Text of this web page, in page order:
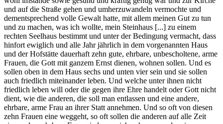
und auf die Straße gehen und umherzuwandeln vermochte und
dementsprechend volle Gewalt hatte, mit allem meinen Gut zu tun
und zu machen, was ich wollte, mein Steinhaus [...] zu einem
rechten Seelhaus bestimmt und unter der Bedingung vermacht, dass
hinfort ewiglich und alle Jahr jährlich in dem vorgenannten Haus
und der Hofstätte dauerhaft zehn gute, ehrbare, unbescholtene, arme
Frauen, die Gott mit ganzem Ernst dienen, wohnen sollen. Und es
sollen oben in dem Haus sechs und unten vier sein und sie sollen
auch friedlich miteinander leben. Und welche unter ihnen nicht
friedlich leben will oder die gegen ihre Ehre handelt oder Gott nicht
dient, wie die anderen, die soll man entlassen und eine andere,
ehrbare, arme Frau an ihrer Statt annehmen. Und so oft von diesen
zehn Frauen eine weggeht, so oft sollen die anderen auf alle Zeit